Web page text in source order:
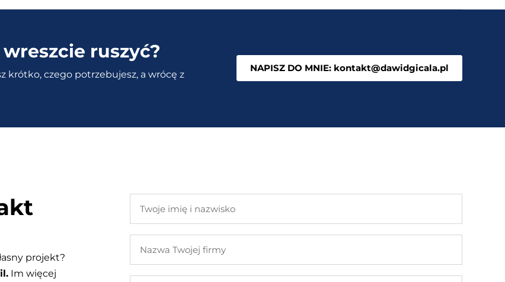
ruszyć?
krótko, czego potrzebujesz, a wrócę z
NAPISZ DO MNIE: kontakt@dawidgicala.pl
projekt?
Im więcej
imię
nazwisko
Twojej